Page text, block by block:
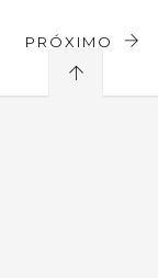
PRÓXIMO